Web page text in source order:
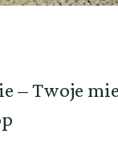
– Twoje